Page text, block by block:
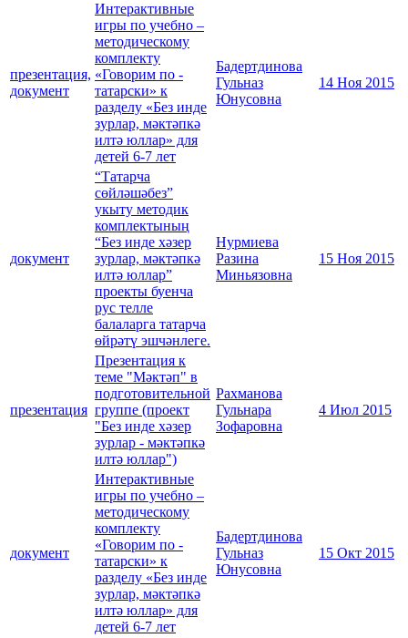
презентация,
документ
Интерактивные
игры по учебно –
методическому
комплекту
«Говорим по -
татарски» к
разделу «Без инде
зурлар, мәктәпкә
илтә юллар» для
детей 6-7 лет
Бадертдинова
Гульназ
Юнусовна
14 Ноя 2015
документ
“Татарча
сөйләшәбез”
укыту методик
комплектының
“Без инде хәзер
зурлар, мәктәпкә
илтә юллар”
проекты буенча
рус телле
балаларга татарча
өйрәтү эшчәнлеге.
Нурмиева
Разина
Миньязовна
15 Ноя 2015
презентация
Презентация к
теме "Мәктәп" в
подготовительной
группе (проект
"Без инде хәзер
зурлар - мәктәпкә
илтә юллар")
Рахманова
Гульнара
Зофаровна
4 Июл 2015
документ
Интерактивные
игры по учебно –
методическому
комплекту
«Говорим по -
татарски» к
разделу «Без инде
зурлар, мәктәпкә
илтә юллар» для
детей 6-7 лет
Бадертдинова
Гульназ
Юнусовна
15 Окт 2015